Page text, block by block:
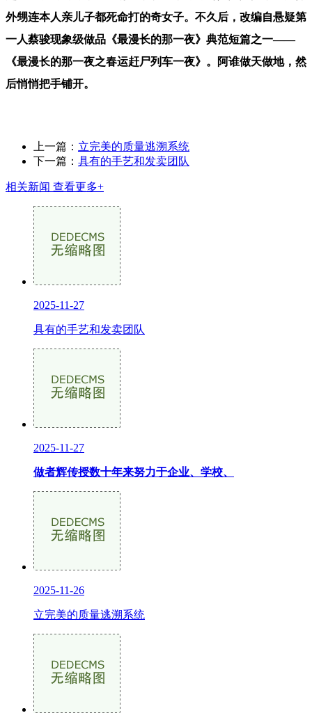
外甥连本人亲儿子都死命打的奇女子。不久后，改编自悬疑第
一人蔡骏现象级做品《最漫长的那一夜》典范短篇之一——
《最漫长的那一夜之春运赶尸列车一夜》。阿谁做天做地，然
后悄悄把手铺开。
上一篇： 立完美的质量逃溯系统
下一篇： 具有的手艺和发卖团队
相关新闻 查看更多+
2025-11-27
具有的手艺和发卖团队
2025-11-27
做者辉传授数十年来努力于企业、学校、
2025-11-26
立完美的质量逃溯系统